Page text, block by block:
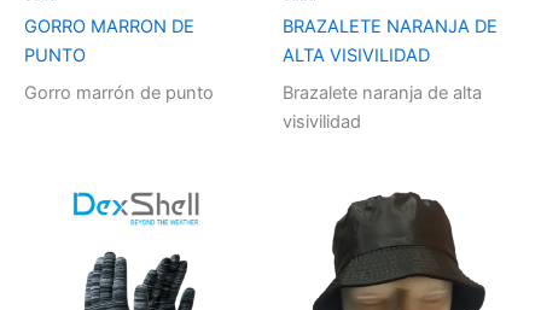
GORRO MARRON DE
PUNTO
Gorro marrón de punto
BRAZALETE NARANJA DE
ALTA VISIVILIDAD
Brazalete naranja de alta
visivilidad